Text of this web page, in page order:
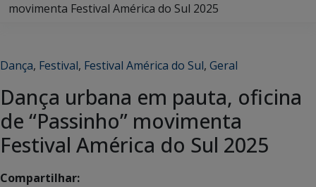
movimenta Festival América do Sul 2025
Dança, Festival, Festival América do Sul, Geral
Dança urbana em pauta, oficina
de “Passinho” movimenta
Festival América do Sul 2025
Compartilhar: